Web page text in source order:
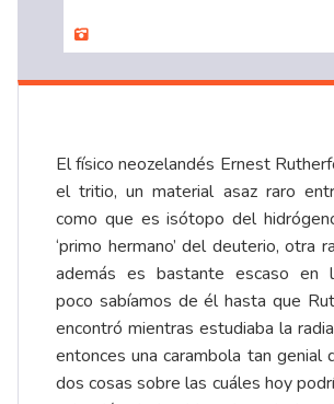
El físico neozelandés Ernest
el tritio, un material asaz raro
como que es isótopo del
‘primo hermano’ del deuterio, otra
además es bastante escaso en
poco sabíamos de él hasta que
encontró mientras estudiaba la
entonces una carambola tan genial
dos cosas sobre las cuáles hoy